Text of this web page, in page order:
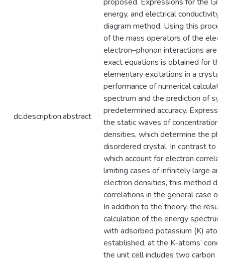
dc.description.abstract
energy, and electrical conductivity
diagram method. Using this
of the mass operators of the
electron–phonon interactions are
exact equations is obtained for
elementary excitations in a
performance of numerical
spectrum and the prediction of
predetermined accuracy.
the static waves of
densities, which determine the
disordered crystal. In contrast to
which account for electron
limiting cases of infinitely large
electron densities, this method
correlations in the general case of
In addition to the theory, the
calculation of the energy
with adsorbed potassium (K)
established, at the K-atoms’
the unit cell includes two carbon